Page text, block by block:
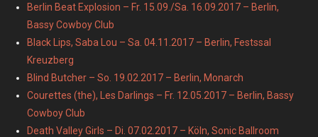
Berlin Beat Explosion – Fr. 15.09./Sa. 16.09.2017 – Berlin,
Bassy Cowboy Club
Black Lips, Saba Lou – Sa. 04.11.2017 – Berlin, Festssal
Kreuzberg
Blind Butcher – So. 19.02.2017 – Berlin, Monarch
Courettes (the), Les Darlings – Fr. 12.05.2017 – Berlin, Bassy
Cowboy Club
Death Valley Girls – Di. 07.02.2017 – Köln, Sonic Ballroom